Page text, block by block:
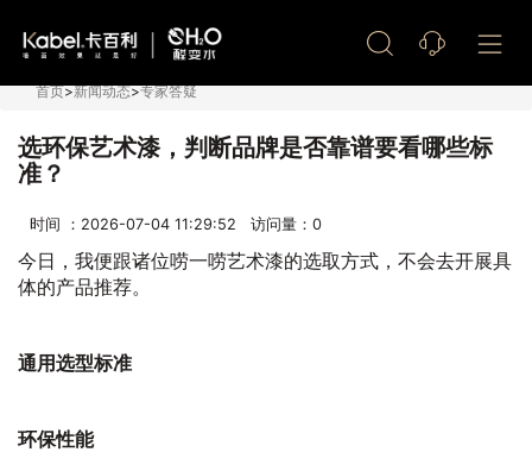
首页>新闻动态>专家答疑
选环保艺术漆，判断品牌是否靠谱要看哪些标
准？
时间 ：2026-07-04 11:29:52 访问量： 0
今日，我便跟诸位唠一唠艺术漆的选取方式，不会去开展具
体的产品推荐。
通用选型标准
环保性能